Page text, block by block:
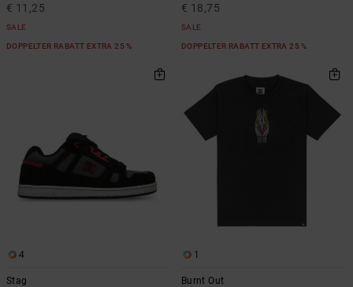
€ 11,25
SALE
DOPPELTER RABATT EXTRA 25 %
€ 18,75
SALE
DOPPELTER RABATT EXTRA 25 %
4
Stag
1
Burnt Out